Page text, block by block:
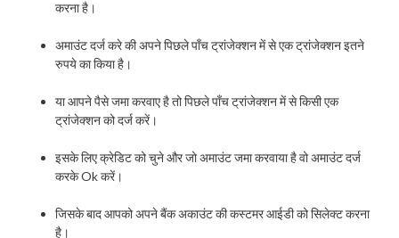
करना है।
अमाउंट दर्ज करे की अपने पिछले पाँच ट्रांजेक्शन में से एक ट्रांजेक्शन इतने
रुपये का किया है।
या आपने पैसे जमा करवाए है तो पिछले पाँच ट्रांजेक्शन में से किसी एक
ट्रांजेक्शन को दर्ज करें।
इसके लिए क्रेडिट को चुने और जो अमाउंट जमा करवाया है वो अमाउंट दर्ज
करके Ok करें।
जिसके बाद आपको अपने बैंक अकाउंट की कस्टमर आईडी को सिलेक्ट करना
है।